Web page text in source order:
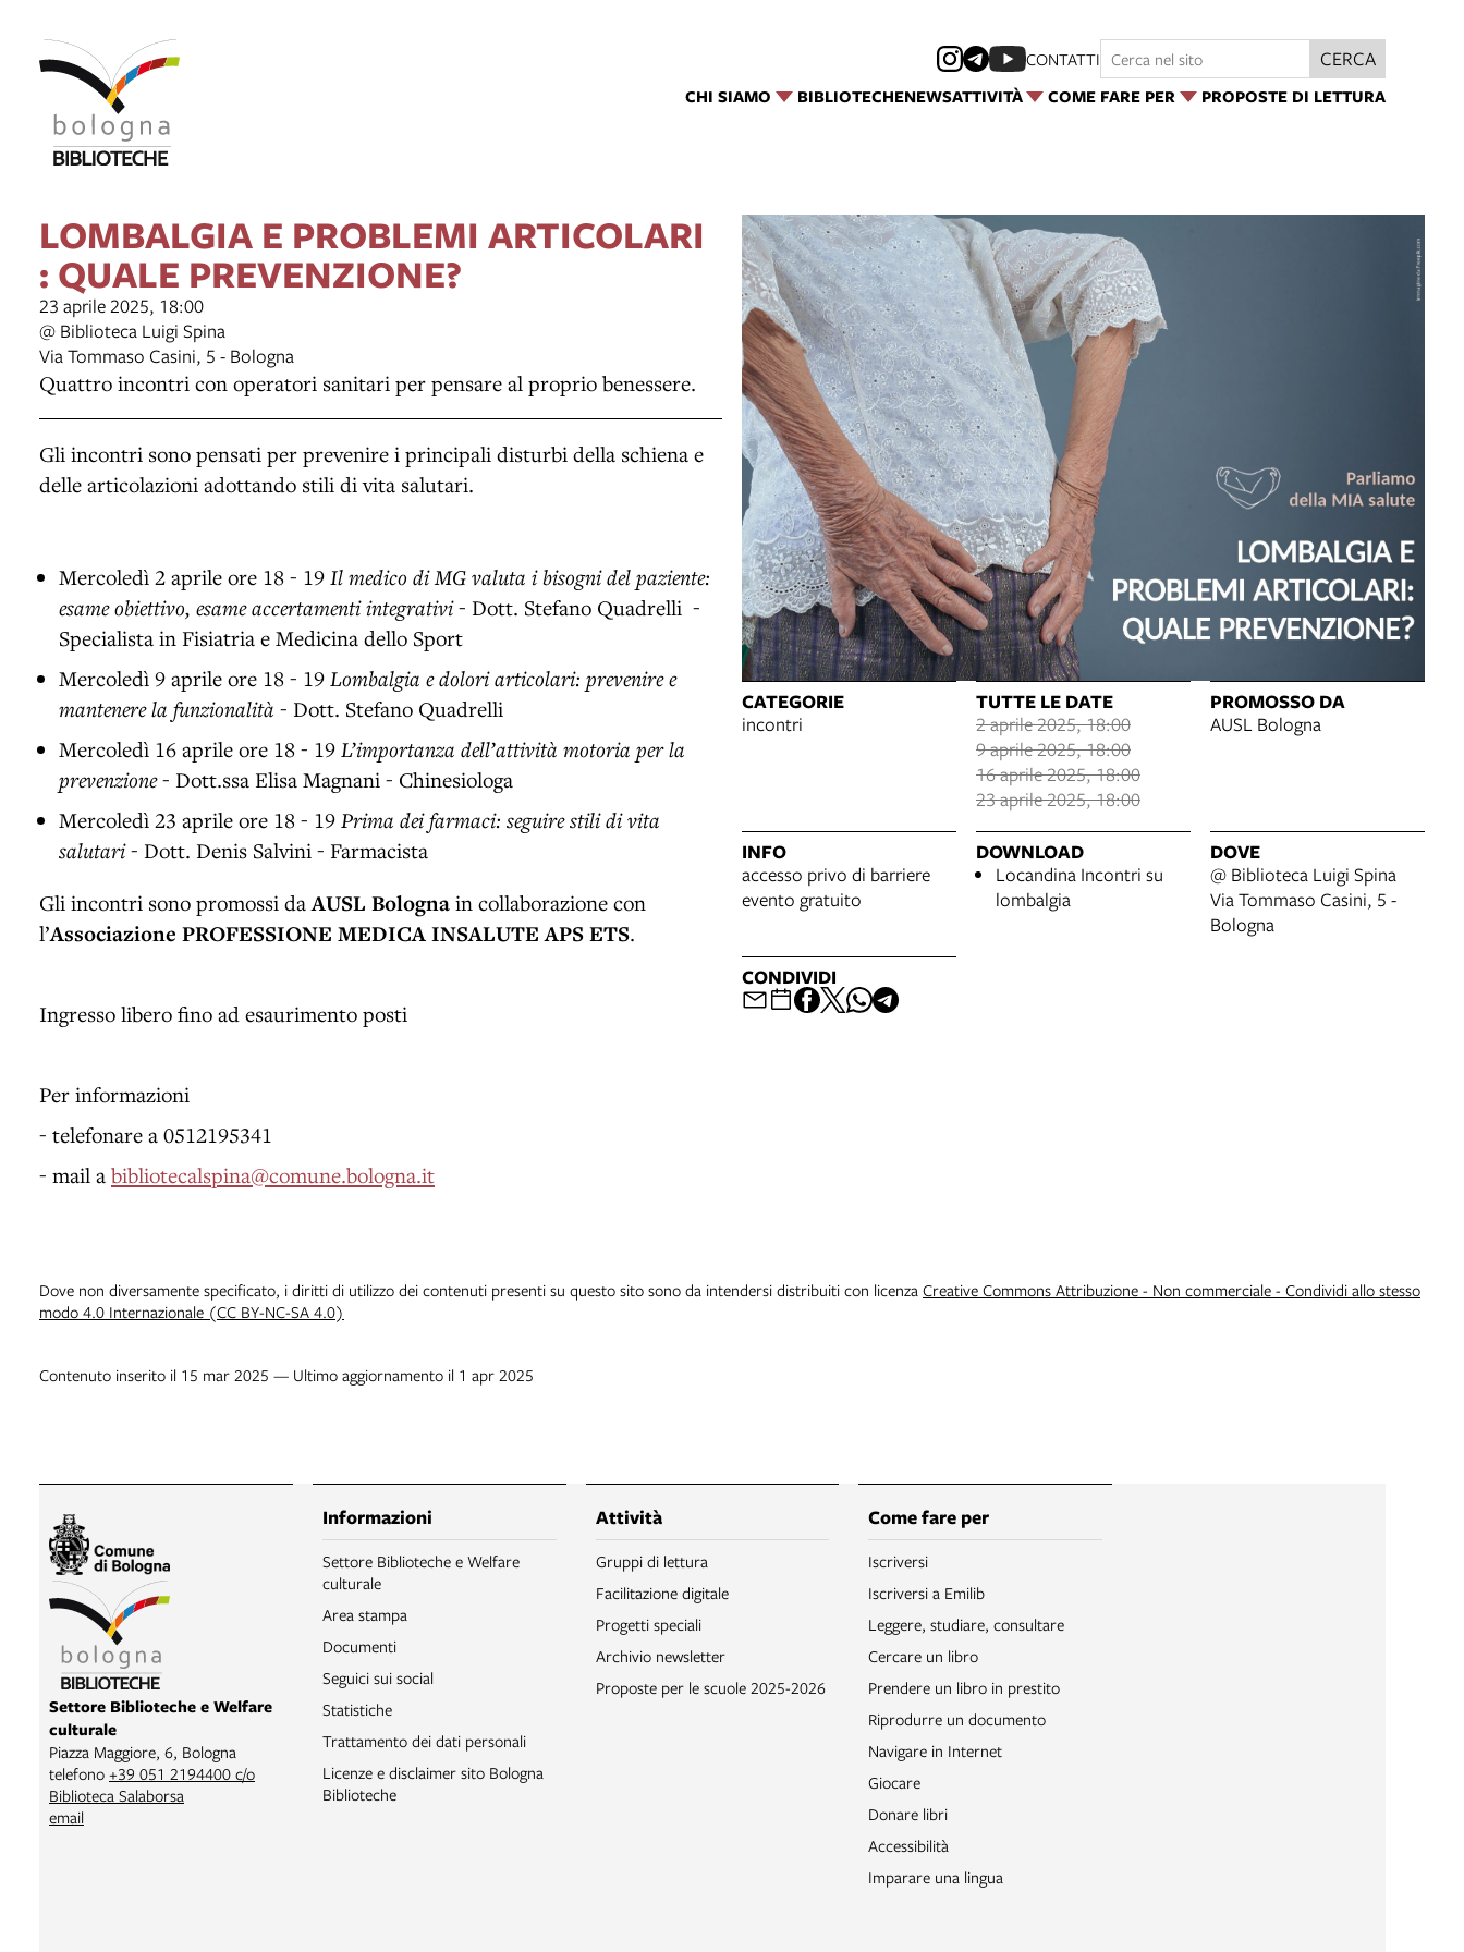
CHI SIAMO BIBLIOTECHENEWSATTIVITÀ COME FARE PER PROPOSTE DI LETTURA
CONTATTI CERCA
LOMBALGIA E PROBLEMI ARTICOLARI
: QUALE PREVENZIONE?
23 aprile 2025, 18:00
@ Biblioteca Luigi Spina
Via Tommaso Casini, 5 - Bologna
Quattro incontri con operatori sanitari per pensare al proprio benessere.
Gli incontri sono pensati per prevenire i principali disturbi della schiena e
delle articolazioni adottando stili di vita salutari.
Mercoledì 2 aprile ore 18 - 19 Il medico di MG valuta i bisogni del paziente:
esame obiettivo, esame accertamenti integrativi- Dott. Stefano Quadrelli -
Specialista in Fisiatria e Medicina dello Sport
Mercoledì 9 aprile ore 18 - 19 Lombalgia e dolori articolari: prevenire e
mantenere la funzionalità - Dott. Stefano Quadrelli
Mercoledì 16 aprile ore 18 - 19 L’importanza dell’attività motoria per la
prevenzione- Dott.ssa Elisa Magnani - Chinesiologa
Mercoledì 23 aprile ore 18 - 19 Prima dei farmaci: seguire stili di vita
salutari- Dott. Denis Salvini - Farmacista
Gli incontri sono promossi daAUSL Bologna in collaborazione con
l’Associazione PROFESSIONE MEDICA INSALUTE APS ETS.
Ingresso libero fino ad esaurimento posti
Per informazioni
- telefonare a 0512195341
- mail a bibliotecalspina@comune.bologna.it
CATEGORIE
incontri
TUTTE LE DATE
2 aprile 2025, 18:00
9 aprile 2025, 18:00
16 aprile 2025, 18:00
23 aprile 2025, 18:00
PROMOSSO DA
AUSL Bologna
INFO
accesso privo di barriere
evento gratuito
DOWNLOAD
Locandina Incontri su
lombalgia
DOVE
@ Biblioteca Luigi Spina
Via Tommaso Casini, 5 -
Bologna
CONDIVIDI
Dove non diversamente specificato, i diritti di utilizzo dei contenuti presenti su questo sito sono da intendersi distribuiti con licenza Creative Commons Attribuzione - Non commerciale - Condividi allo stesso
modo 4.0 Internazionale (CC BY-NC-SA 4.0)
Contenuto inserito il 15 mar 2025 — Ultimo aggiornamento il 1 apr 2025
Settore Biblioteche e Welfare
culturale
Piazza Maggiore, 6, Bologna
telefono +39 051 2194400 c/o
Biblioteca Salaborsa
email
Informazioni
Settore Biblioteche e Welfare
culturale
Area stampa
Documenti
Seguici sui social
Statistiche
Trattamento dei dati personali
Licenze e disclaimer sito Bologna
Biblioteche
Attività
Gruppi di lettura
Facilitazione digitale
Progetti speciali
Archivio newsletter
Proposte per le scuole 2025-2026
Come fare per
Iscriversi
Iscriversi a Emilib
Leggere, studiare, consultare
Cercare un libro
Prendere un libro in prestito
Riprodurre un documento
Navigare in Internet
Giocare
Donare libri
Accessibilità
Imparare una lingua